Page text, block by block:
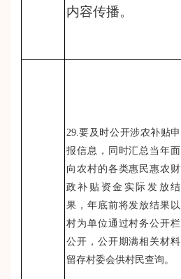
内容传播。
29.要及时公开涉农补贴申
报信息，同时汇总当年面
向农村的各类惠民惠农财
政补贴资金实际发放结
果，年底前将发放结果以
村为单位通过村务公开栏
公开，公开期满相关材料
留存村委会供村民查询。